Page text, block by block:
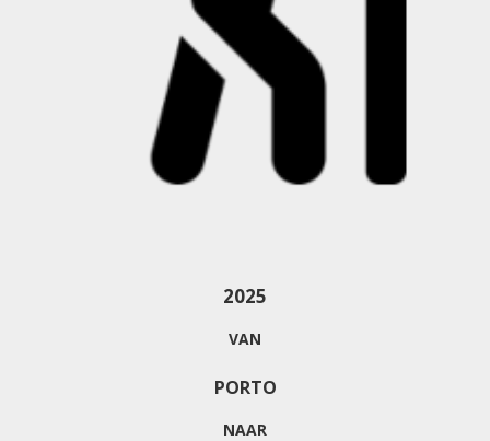
2025
VAN
PORTO
NAAR